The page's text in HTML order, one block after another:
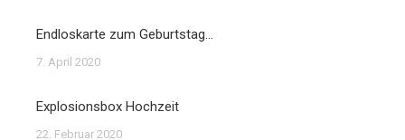
Endloskarte zum Geburtstag…
7. April 2020
Explosionsbox Hochzeit
22. Februar 2020